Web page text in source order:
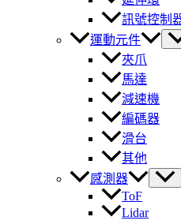
訊號控制
運動元件
夾爪
馬達
減速機
編碼器
滑台
其他
感測器
ToF
Lidar